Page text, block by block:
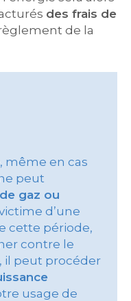
des frais de
de la
même en cas
peut
gaz ou
d’une
cette période,
contre le
il peut procéder
usage de